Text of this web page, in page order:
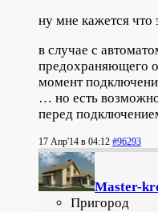
ну мне кажется что
в случае с
предохраняющего
момент
… но есть
перед
17 Апр'14 в 04:12 #96293
Master-
Пригород